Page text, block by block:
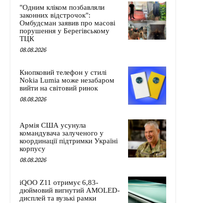
"Одним кліком позбавляли
законних відстрочок":
Омбудсман заявив про масові
порушення у Берегівському
ТЦК
08.08.2026
Кнопковий телефон у стилі
Nokia Lumia може незабаром
вийти на світовий ринок
08.08.2026
Армія США усунула
командувача залученого у
координації підтримки Україні
корпусу
08.08.2026
iQOO Z11 отримує 6,83-
дюймовий вигнутий AMOLED-
дисплей та вузькі рамки